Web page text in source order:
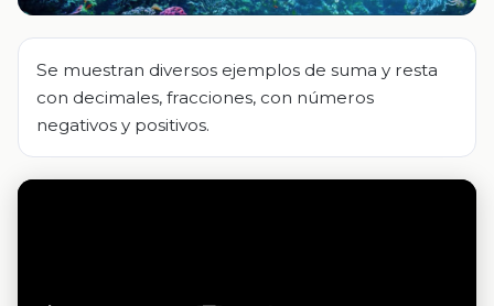
Se muestran diversos ejemplos de suma y resta
con decimales, fracciones, con números
negativos y positivos.